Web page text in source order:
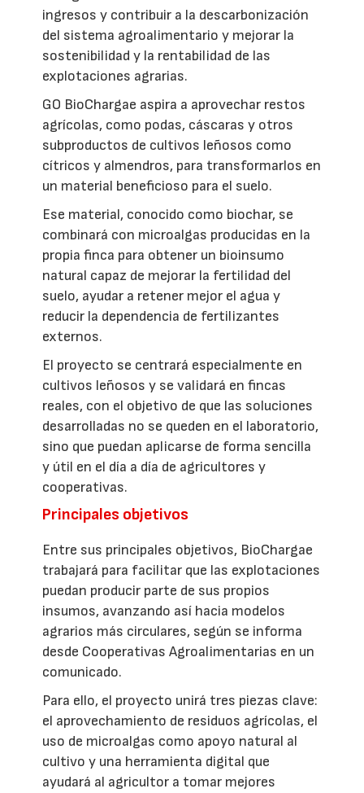
ingresos y contribuir a la descarbonización
del sistema agroalimentario y mejorar la
sostenibilidad y la rentabilidad de las
explotaciones agrarias.
GO BioChargae aspira a aprovechar restos
agrícolas, como podas, cáscaras y otros
subproductos de cultivos leñosos como
cítricos y almendros, para transformarlos en
un material beneficioso para el suelo.
Ese material, conocido como biochar, se
combinará con microalgas producidas en la
propia finca para obtener un bioinsumo
natural capaz de mejorar la fertilidad del
suelo, ayudar a retener mejor el agua y
reducir la dependencia de fertilizantes
externos.
El proyecto se centrará especialmente en
cultivos leñosos y se validará en fincas
reales, con el objetivo de que las soluciones
desarrolladas no se queden en el laboratorio,
sino que puedan aplicarse de forma sencilla
y útil en el día a día de agricultores y
cooperativas.
Principales objetivos
Entre sus principales objetivos, BioChargae
trabajará para facilitar que las explotaciones
puedan producir parte de sus propios
insumos, avanzando así hacia modelos
agrarios más circulares, según se informa
desde Cooperativas Agroalimentarias en un
comunicado.
Para ello, el proyecto unirá tres piezas clave:
el aprovechamiento de residuos agrícolas, el
uso de microalgas como apoyo natural al
cultivo y una herramienta digital que
ayudará al agricultor a tomar mejores